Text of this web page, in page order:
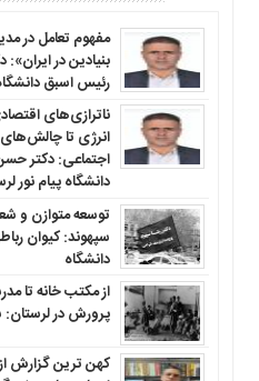
مفهوم تعامل در
بنیادین در
رئیس اسبق
ناترازی‌های
انرژی تا
اجتماعی: دکتر
دانشگاه پیام نور
توسعه متوازن و
سپهوند: کیوان
دانشگاه
از مکتب خانه تا
پرورش در
کهن ترین گزارش